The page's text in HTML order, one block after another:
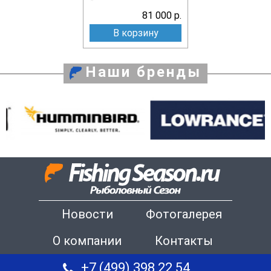
81 000 р.
В корзину
Наши бренды
Новости
Фотогалерея
О компании
Контакты
+7 (499) 398 22 54